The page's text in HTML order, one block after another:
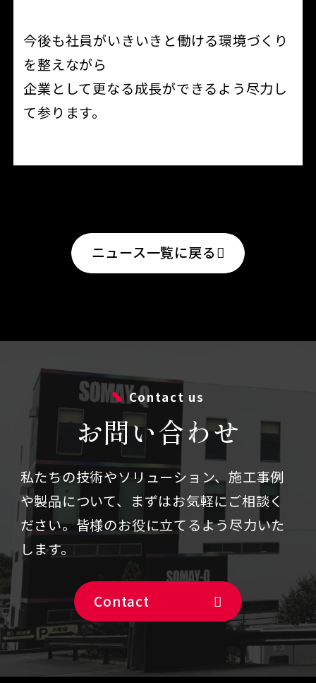
今後も社員がいきいきと働ける環境づくり
を整えながら
企業として更なる成長ができるよう尽力し
て参ります。
ニュース一覧に戻る
Contact us
お問い合わせ
私たちの技術やソリューション、施⼯事例
や製品について、まずはお気軽にご相談く
ださい。皆様のお役に立てるよう尽力いた
します。
Contact